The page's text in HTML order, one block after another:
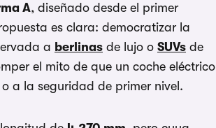
A, diseñado desde el primer
es clara: democratizar la
a berlinas de lujo o SUVs de
el mito de que un coche eléctrico
a la seguridad de primer nivel.